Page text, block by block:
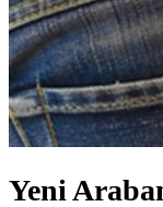
Yeni